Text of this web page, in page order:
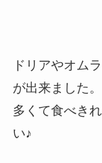
ドリアやオム
が出来ました。
多くて食べき
い♪